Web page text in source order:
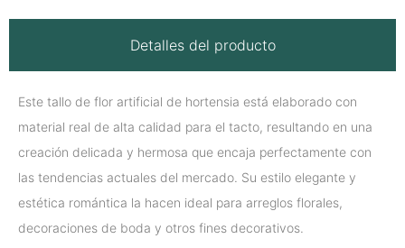
Detalles del producto
Este tallo de flor artificial de hortensia está elaborado con
material real de alta calidad para el tacto, resultando en una
creación delicada y hermosa que encaja perfectamente con
las tendencias actuales del mercado. Su estilo elegante y
estética romántica la hacen ideal para arreglos florales,
decoraciones de boda y otros fines decorativos.